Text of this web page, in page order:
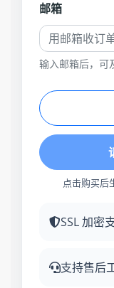
邮箱
输入邮箱后，可
点击购买后
SSL 加密
支持售后